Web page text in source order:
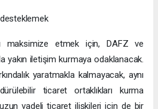
maksimize etmek için, DAFZ ve
yakın iletişim kurmaya odaklanacak.
yaratmakla kalmayacak, aynı
ticaret ortaklıkları kurma
vadeli ticaret ilişkileri için de bir